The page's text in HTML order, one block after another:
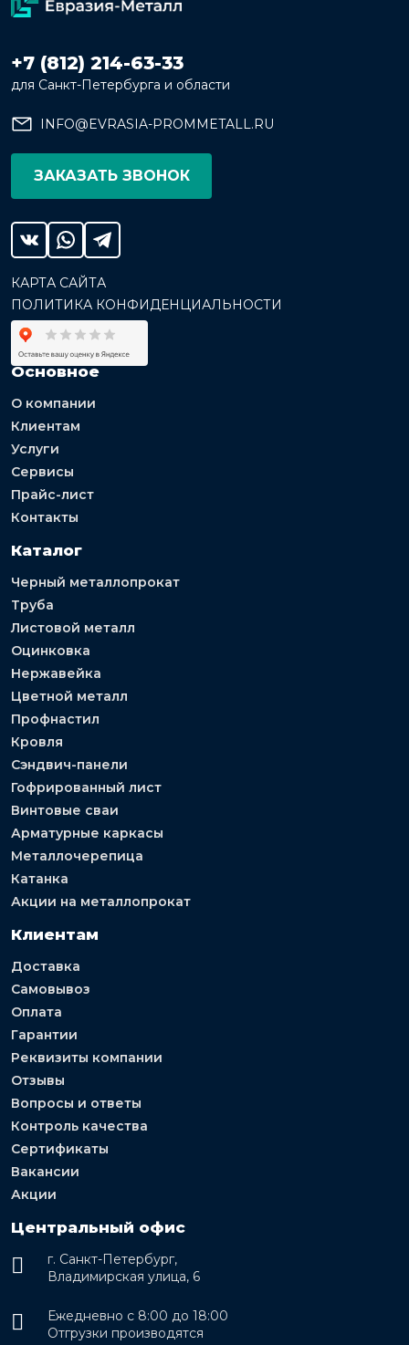
+7 (812) 214-63-33
для Санкт-Петербурга и области
INFO@EVRASIA-PROMMETALL.RU
ЗАКАЗАТЬ ЗВОНОК
КАРТА САЙТА
ПОЛИТИКА КОНФИДЕНЦИАЛЬНОСТИ
Основное
О компании
Клиентам
Услуги
Сервисы
Прайс-лист
Контакты
Каталог
Черный металлопрокат
Труба
Листовой металл
Оцинковка
Нержавейка
Цветной металл
Профнастил
Кровля
Сэндвич-панели
Гофрированный лист
Винтовые сваи
Арматурные каркасы
Металлочерепица
Катанка
Акции на металлопрокат
Клиентам
Доставка
Самовывоз
Оплата
Гарантии
Реквизиты компании
Отзывы
Вопросы и ответы
Контроль качества
Сертификаты
Вакансии
Акции
Центральный офис
г. Санкт-Петербург,
Владимирская улица, 6
Ежедневно с 8:00 до 18:00
Отгрузки производятся